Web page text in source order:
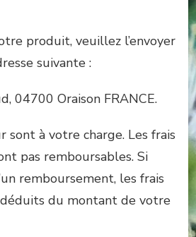
produit, veuillez l’envoyer
suivante :
04700 Oraison FRANCE.
sont à votre charge. Les frais
pas remboursables. Si
remboursement, les frais
du montant de votre